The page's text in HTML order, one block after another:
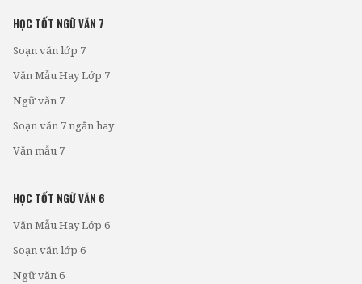
HỌC TỐT NGỮ VĂN 7
Soạn văn lớp 7
Văn Mẫu Hay Lớp 7
Ngữ văn 7
Soạn văn 7 ngắn hay
Văn mẫu 7
HỌC TỐT NGỮ VĂN 6
Văn Mẫu Hay Lớp 6
Soạn văn lớp 6
Ngữ văn 6